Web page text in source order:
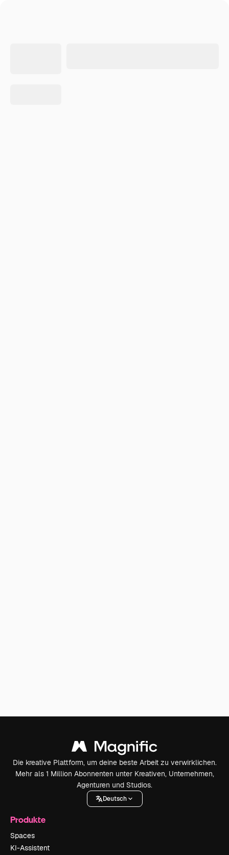
Die kreative Plattform, um deine beste Arbeit zu verwirklichen.
Mehr als 1 Million Abonnenten unter Kreativen, Unternehmen,
Agenturen und Studios.
Deutsch
Produkte
Spaces
KI-Assistent